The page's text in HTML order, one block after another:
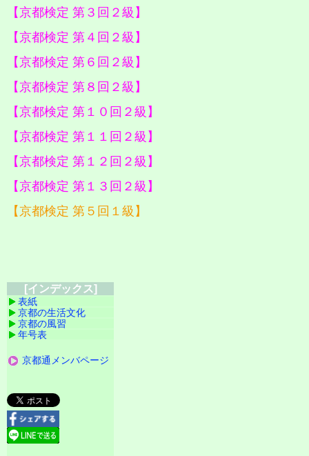
【京都検定 第３回２級】
【京都検定 第４回２級】
【京都検定 第６回２級】
【京都検定 第８回２級】
【京都検定 第１０回２級】
【京都検定 第１１回２級】
【京都検定 第１２回２級】
【京都検定 第１３回２級】
【京都検定 第５回１級】
[インデックス]
表紙
京都の生活文化
京都の風習
年号表
京都通メンバページ